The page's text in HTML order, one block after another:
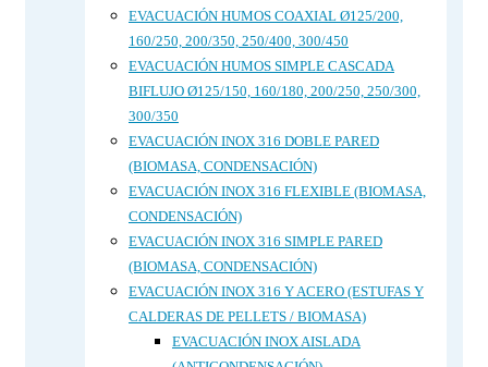
EVACUACIÓN HUMOS COAXIAL Ø125/200,
160/250, 200/350, 250/400, 300/450
EVACUACIÓN HUMOS SIMPLE CASCADA
BIFLUJO Ø125/150, 160/180, 200/250, 250/300,
300/350
EVACUACIÓN INOX 316 DOBLE PARED
(BIOMASA, CONDENSACIÓN)
EVACUACIÓN INOX 316 FLEXIBLE (BIOMASA,
CONDENSACIÓN)
EVACUACIÓN INOX 316 SIMPLE PARED
(BIOMASA, CONDENSACIÓN)
EVACUACIÓN INOX 316 Y ACERO (ESTUFAS Y
CALDERAS DE PELLETS / BIOMASA)
EVACUACIÓN INOX AISLADA